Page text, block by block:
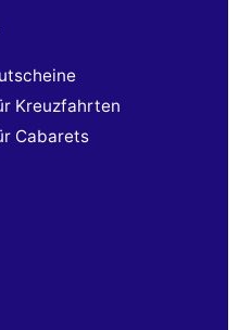
Kreuzfahrten
Cabarets